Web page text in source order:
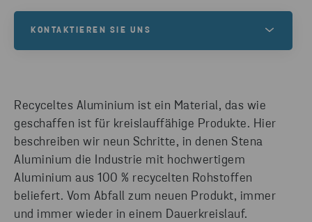
Recyceltes Aluminium ist ein Material, das wie
geschaffen ist für kreislauffähige Produkte. Hier
beschreiben wir neun Schritte, in denen Stena
Aluminium die Industrie mit hochwertigem
Aluminium aus 100 % recycelten Rohstoffen
beliefert. Vom Abfall zum neuen Produkt, immer
und immer wieder in einem Dauerkreislauf.
KONTAKTIEREN SIE UNS
und Unterstützung. Kontaktieren Sie uns jetzt, um
Ihren Aluminiumbedarf zu besprechen.